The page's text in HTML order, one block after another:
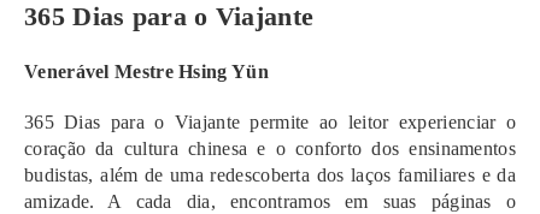
365 Dias para o Viajante
Venerável Mestre Hsing Yün
365 Dias para o Viajante permite ao leitor experienciar o
coração da cultura chinesa e o conforto dos ensinamentos
budistas, além de uma redescoberta dos laços familiares e da
amizade. A cada dia, encontramos em suas páginas o